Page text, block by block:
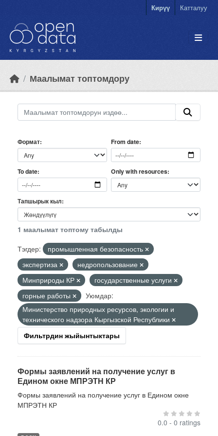
Кирүү Катталуу
Маалымат топтомдору
Формат From date
To date Only with resources
Тапшырык кыл
1 маалымат топтому табылды
Тэгдер:
промышленная безопасность
экспертиза
недропользование
Минприроды КР
государственные услуги
горные работы
Уюмдар:
Министерство природных ресурсов, экологии и
технического надзора Кыргызской Республики
Фильтрдин жыйынтыктары
Формы заявлений на получение услуг в
Едином окне МПРЭТН КР
Формы заявлений на получение услуг в Едином окне
МПРЭТН КР
0.0 - 0 ratings